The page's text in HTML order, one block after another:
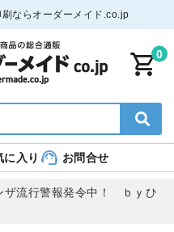
ならオーダーメイド.co.jp
0
に入り お問合せ
ザ流行警報発令中！ ｂｙひ